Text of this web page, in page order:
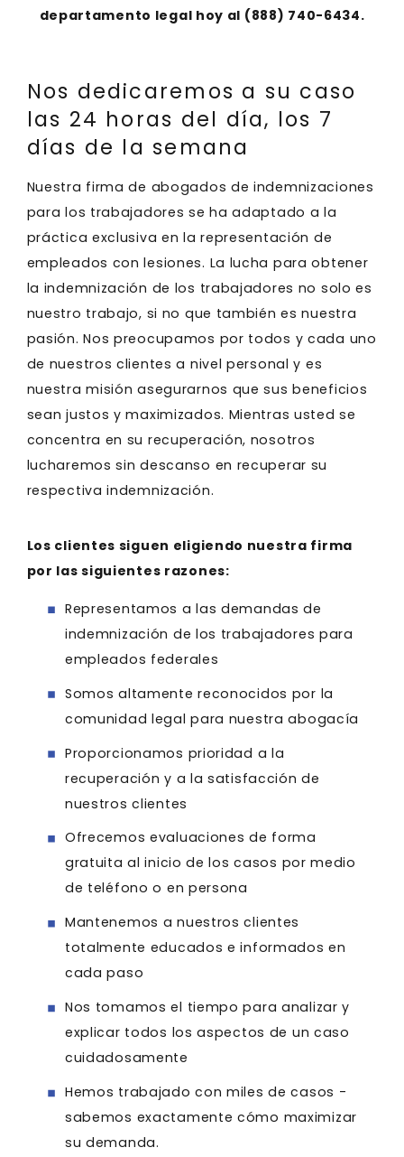
departamento legal hoy al (888) 740-6434.
Nos dedicaremos a su caso
las 24 horas del día, los 7
días de la semana
Nuestra firma de abogados de indemnizaciones
para los trabajadores se ha adaptado a la
práctica exclusiva en la representación de
empleados con lesiones. La lucha para obtener
la indemnización de los trabajadores no solo es
nuestro trabajo, si no que también es nuestra
pasión. Nos preocupamos por todos y cada uno
de nuestros clientes a nivel personal y es
nuestra misión asegurarnos que sus beneficios
sean justos y maximizados. Mientras usted se
concentra en su recuperación, nosotros
lucharemos sin descanso en recuperar su
respectiva indemnización.
Los clientes siguen eligiendo nuestra firma
por las siguientes razones:
Representamos a las demandas de
indemnización de los trabajadores para
empleados federales
Somos altamente reconocidos por la
comunidad legal para nuestra abogacía
Proporcionamos prioridad a la
recuperación y a la satisfacción de
nuestros clientes
Ofrecemos evaluaciones de forma
gratuita al inicio de los casos por medio
de teléfono o en persona
Mantenemos a nuestros clientes
totalmente educados e informados en
cada paso
Nos tomamos el tiempo para analizar y
explicar todos los aspectos de un caso
cuidadosamente
Hemos trabajado con miles de casos -
sabemos exactamente cómo maximizar
su demanda.